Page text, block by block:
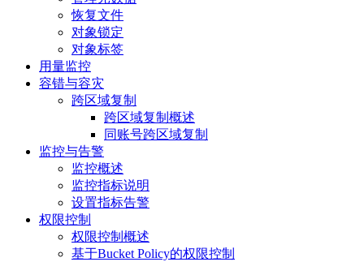
恢复文件
对象锁定
对象标签
用量监控
容错与容灾
跨区域复制
跨区域复制概述
同账号跨区域复制
监控与告警
监控概述
监控指标说明
设置指标告警
权限控制
权限控制概述
基于Bucket Policy的权限控制